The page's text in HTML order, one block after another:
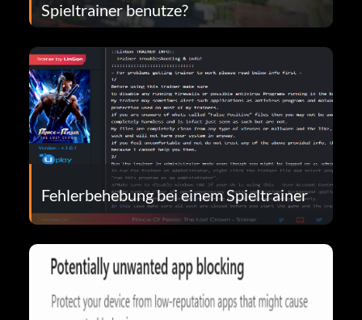
Spieltrainer benutze?
Fehlerbehebung bei einem Spieltrainer